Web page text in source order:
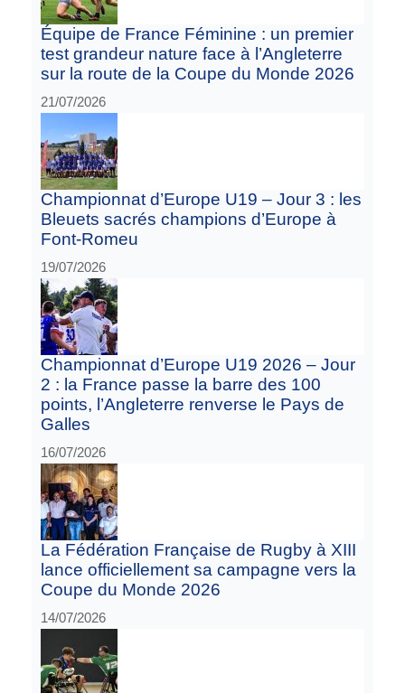
Équipe de France Féminine : un premier
test grandeur nature face à l’Angleterre
sur la route de la Coupe du Monde 2026
21/07/2026
Championnat d’Europe U19 – Jour 3 : les
Bleuets sacrés champions d’Europe à
Font-Romeu
19/07/2026
Championnat d’Europe U19 2026 – Jour
2 : la France passe la barre des 100
points, l’Angleterre renverse le Pays de
Galles
16/07/2026
La Fédération Française de Rugby à XIII
lance officiellement sa campagne vers la
Coupe du Monde 2026
14/07/2026